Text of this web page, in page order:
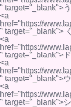
" target="_blank">
<a
href="https://
" target="_blank">
<a
href="https://
" target="_blank">
<a
href="https://
" target="_blank">
<a
href="https://
" target="_blank">